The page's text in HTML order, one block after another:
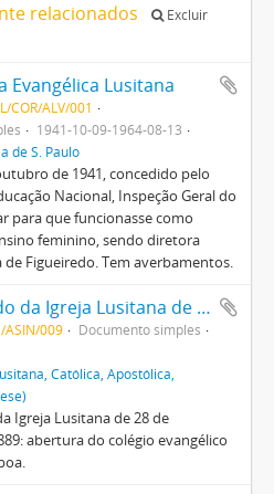
relacionados
Excluir
Evangélica Lusitana
COR/ALV/001
1941-10-09-1964-08-13
de S. Paulo
de 1941, concedido pelo
Nacional, Inspeção Geral do
para que funcionasse como
feminino, sendo diretora
de Figueiredo. Tem averbamentos.
Ata do Sínodo da Igreja Lusitana de 28 de dezembro de 1889
ASIN/009
Documento simples
Católica, Apostólica,
Igreja Lusitana de 28 de
abertura do colégio evangélico